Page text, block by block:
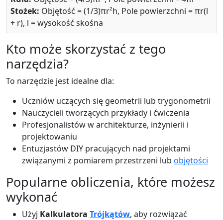
Stożek: Objętość = (1/3)πr²h, Pole powierzchni = πr(l
+ r), l = wysokość skośna
Kto może skorzystać z tego
narzędzia?
To narzędzie jest idealne dla:
Uczniów uczących się geometrii lub trygonometrii
Nauczycieli tworzących przykłady i ćwiczenia
Profesjonalistów w architekturze, inżynierii i
projektowaniu
Entuzjastów DIY pracujących nad projektami
związanymi z pomiarem przestrzeni lub objętości
Popularne obliczenia, które możesz
wykonać
Użyj Kalkulatora Trójkątów, aby rozwiązać